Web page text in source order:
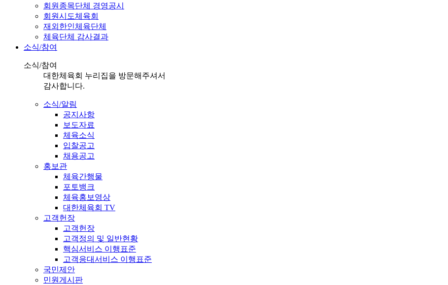
회원종목단체 경영공시
회원시도체육회
재외한인체육단체
체육단체 감사결과
소식/참여
소식/참여
대한체육회 누리집을 방문해주셔서
감사합니다.
소식/알림
공지사항
보도자료
체육소식
입찰공고
채용공고
홍보관
체육간행물
포토뱅크
체육홍보영상
대한체육회 TV
고객헌장
고객헌장
고객정의 및 일반현황
핵심서비스 이행표준
고객응대서비스 이행표준
국민제안
민원게시판